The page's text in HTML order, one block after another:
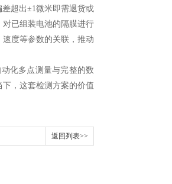
超出±1微米即需退货或
已组装电池的隔膜进行
度等参数的关联，推动
化多点测量与完整的数
，这套检测方案的价值
返回列表>>